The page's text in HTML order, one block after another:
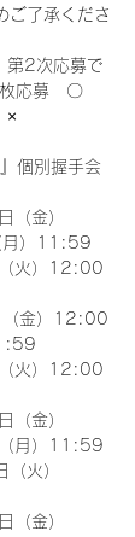
ご了承くださ
第2次応募で
応募　〇
×
個別握手会
（金）
）11:59
火）12:00
（金）12:00
火）12:00
（金）
月）11:59
火）
（金）